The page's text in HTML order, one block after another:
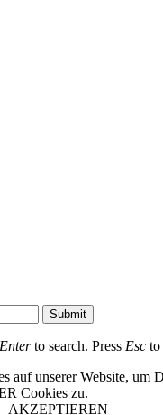
Submit
Enterto search. Press Esc to
auf unserer Website,
Cookies zu.
AKZEPTIEREN